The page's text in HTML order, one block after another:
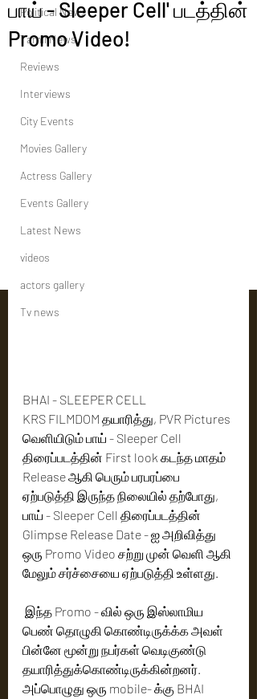
Political News
Tamil News
Reviews
Interviews
City Events
Movies Gallery
Actress Gallery
Events Gallery
Latest News
videos
actors gallery
Tv news
பாய் - Sleeper Cell' படத்தின்
Promo Video!
BHAI - SLEEPER CELL
KRS FILMDOM தயாரித்து, PVR Pictures
வெளியிடும் பாய் - Sleeper Cell
திரைப்படத்தின் First look கடந்த மாதம்
Release ஆகி பெரும் பரபரப்பை
ஏற்படுத்தி இருந்த நிலையில் தற்போது,
பாய் - Sleeper Cell திரைப்படத்தின்
Glimpse Release Date - ஐ அறிவித்து
ஒரு Promo Video சற்று முன் வெளி ஆகி
மேலும் சர்ச்சையை ஏற்படுத்தி உள்ளது.
பெண் தொழுகி கொண்டிருக்க்க அவள்
பின்னே மூன்று நபர்கள் வெடிகுண்டு
தயாரித்துக்கொண்டிருக்கின்றனர்.
அப்பொழுது ஒரு mobile- க்கு BHAI